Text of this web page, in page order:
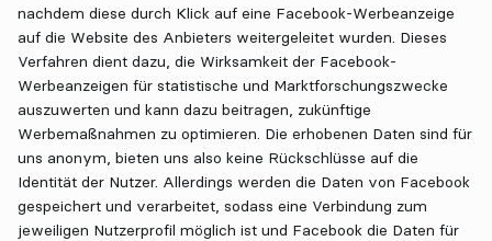
nachdem diese durch Klick auf eine Facebook-Werbeanzeige
auf die Website des Anbieters weitergeleitet wurden. Dieses
Verfahren dient dazu, die Wirksamkeit der Facebook-
Werbeanzeigen für statistische und Marktforschungszwecke
auszuwerten und kann dazu beitragen, zukünftige
Werbemaßnahmen zu optimieren. Die erhobenen Daten sind für
uns anonym, bieten uns also keine Rückschlüsse auf die
Identität der Nutzer. Allerdings werden die Daten von Facebook
gespeichert und verarbeitet, sodass eine Verbindung zum
jeweiligen Nutzerprofil möglich ist und Facebook die Daten für